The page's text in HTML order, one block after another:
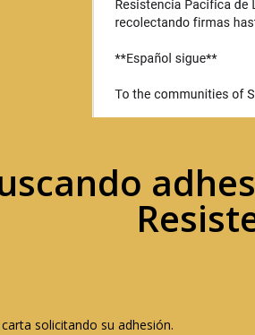
solicitando su adhesión.